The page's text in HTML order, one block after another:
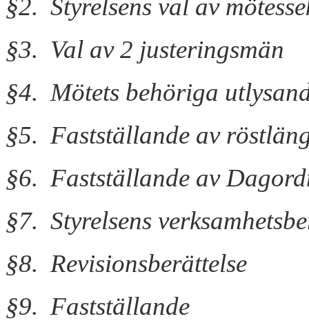
§2. Styrelsens val av
§3. Val av 2 justeringsmän
§4. Mötets behöriga
§5. Fastställande av
§6. Fastställande av
§7. Styrelsens
§8. Revisionsberättelse
§9. Fastställande